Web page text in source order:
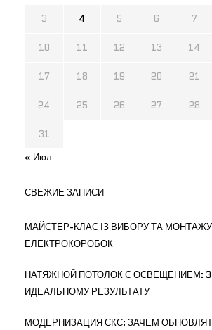
3 4 5 6 7
10 11 12 13 14
17 18 19 20 21
24 25 26 27 28
31
« Июл
СВЕЖИЕ ЗАПИСИ
МАЙСТЕР-КЛАС ІЗ ВИБОРУ ТА МОНТАЖУ
ЕЛЕКТРОКОРОБОК
НАТЯЖНОЙ ПОТОЛОК С ОСВЕЩЕНИЕМ: 3
ИДЕАЛЬНОМУ РЕЗУЛЬТАТУ
МОДЕРНИЗАЦИЯ СКС: ЗАЧЕМ